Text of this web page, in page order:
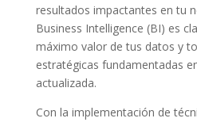
resultados impactantes ‍en tu
Business​ Intelligence⁣ (BI) es
máximo valor de tus‍ datos y
estratégicas⁤ fundamentadas
actualizada.
Con ‌la implementación⁣ de